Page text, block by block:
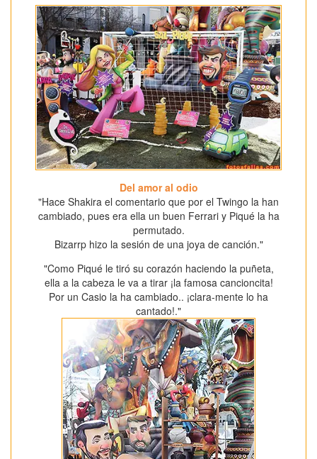
Del amor al odio
"Hace Shakira el comentario que por el Twingo la han
cambiado, pues era ella un buen Ferrari y Piqué la ha
permutado.
Bizarrp hizo la sesión de una joya de canción."
"Como Piqué le tiró su corazón haciendo la puñeta,
ella a la cabeza le va a tirar ¡la famosa cancioncita!
Por un Casio la ha cambiado.. ¡clara-mente lo ha
cantado!."